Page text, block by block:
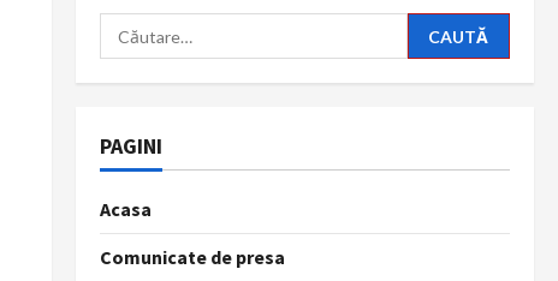
Caută
după:
PAGINI
Acasa
Comunicate de presa